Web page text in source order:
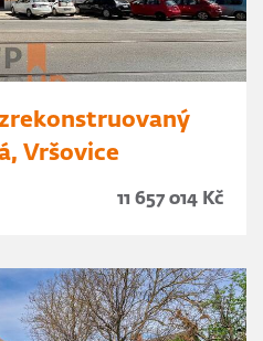
Vršovice
11 657 014 Kč